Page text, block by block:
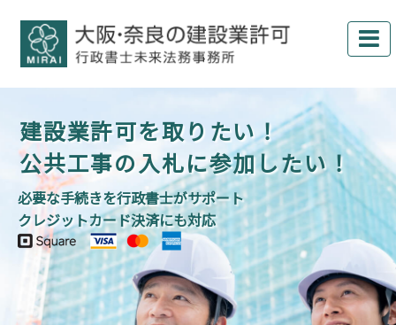
建設業許可を取りたい！
公共工事の入札に参加したい！
必要な手続きを行政書士がサポート
クレジットカード決済にも対応